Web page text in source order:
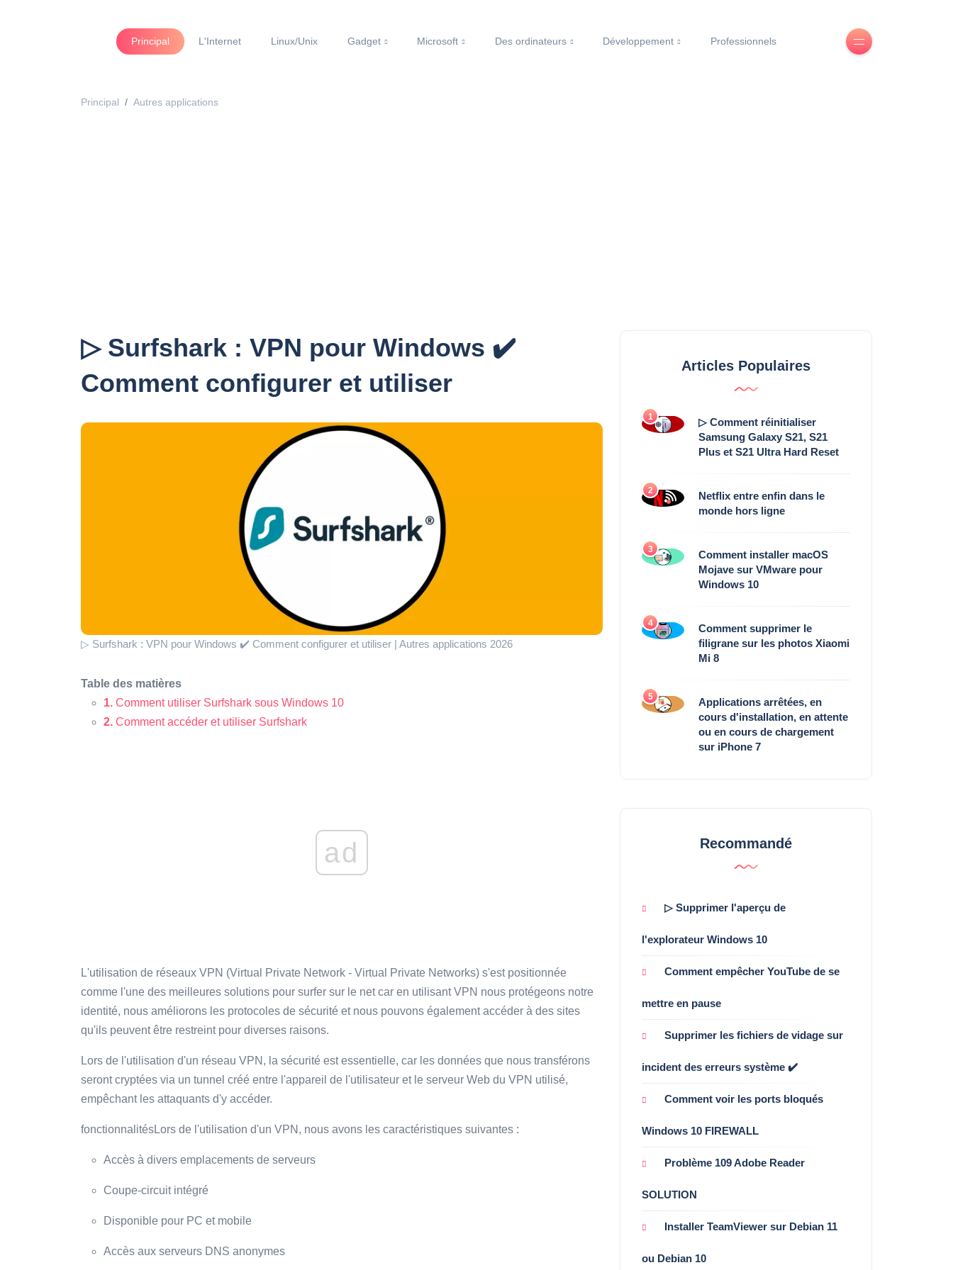
Principal L'Internet Linux/Unix Gadget Microsoft Des ordinateurs Développement Professionnels
Principal Autres applications
▷ Surfshark : VPN pour Windows ✔️
Comment configurer et utiliser
▷ Surfshark : VPN pour Windows ✔️ Comment configurer et utiliser | Autres applications 2026
Table des matières
1. Comment utiliser Surfshark sous Windows 10
2. Comment accéder et utiliser Surfshark
ad
L'utilisation de réseaux VPN (Virtual Private Network - Virtual Private Networks) s'est positionnée
comme l'une des meilleures solutions pour surfer sur le net car en utilisant VPN nous protégeons notre
identité, nous améliorons les protocoles de sécurité et nous pouvons également accéder à des sites
qu'ils peuvent être restreint pour diverses raisons.
Lors de l'utilisation d'un réseau VPN, la sécurité est essentielle, car les données que nous transférons
seront cryptées via un tunnel créé entre l'appareil de l'utilisateur et le serveur Web du VPN utilisé,
empêchant les attaquants d'y accéder.
fonctionnalitésLors de l'utilisation d'un VPN, nous avons les caractéristiques suivantes :
Accès à divers emplacements de serveurs
Coupe-circuit intégré
Disponible pour PC et mobile
Accès aux serveurs DNS anonymes
Articles Populaires
1
▷ Comment réinitialiser
Samsung Galaxy S21, S21
Plus et S21 Ultra Hard Reset
2
Netflix entre enfin dans le
monde hors ligne
3
Comment installer macOS
Mojave sur VMware pour
Windows 10
4
Comment supprimer le
filigrane sur les photos Xiaomi
Mi 8
5
Applications arrêtées, en
cours d'installation, en attente
ou en cours de chargement
sur iPhone 7
Recommandé
▷ Supprimer l'aperçu de
l'explorateur Windows 10
Comment empêcher YouTube de se
mettre en pause
Supprimer les fichiers de vidage sur
incident des erreurs système ✔️
Comment voir les ports bloqués
Windows 10 FIREWALL
Problème 109 Adobe Reader
SOLUTION
Installer TeamViewer sur Debian 11
ou Debian 10